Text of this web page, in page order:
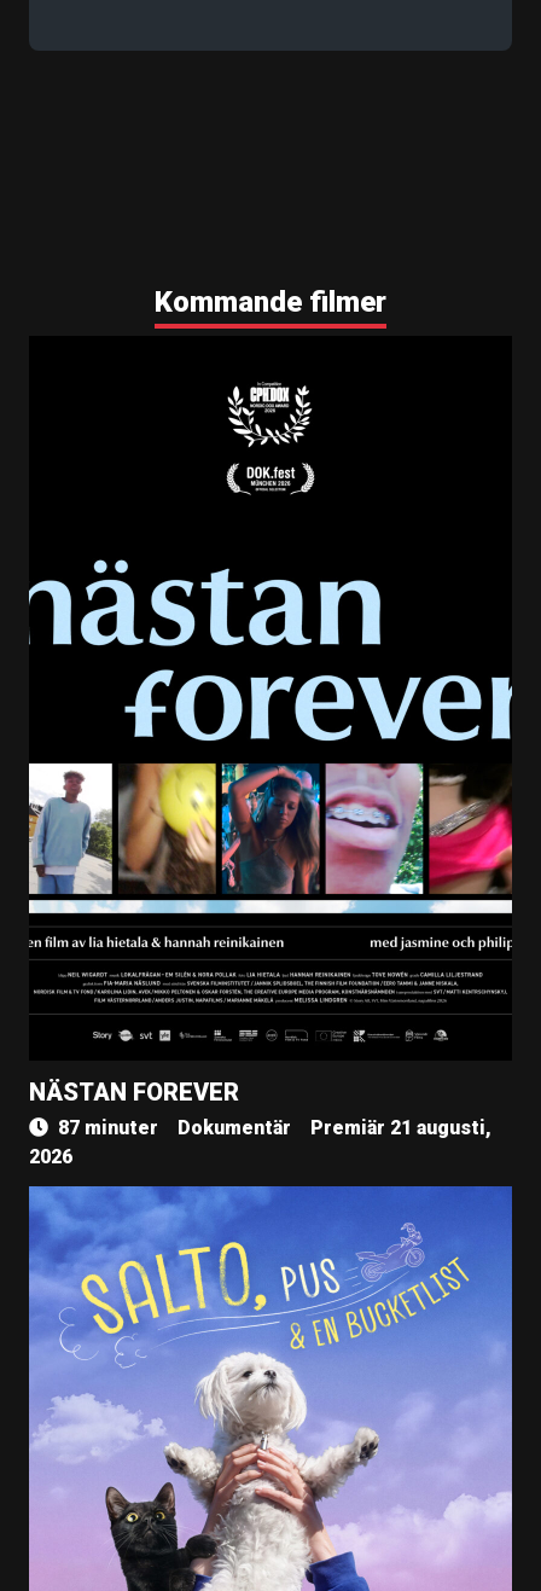
Kommande filmer
NÄSTAN FOREVER
87 minuter Dokumentär
Premiär 21 augusti,
2026